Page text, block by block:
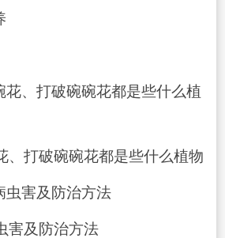
、打破碗碗花都是些什么植物
害及防治方法